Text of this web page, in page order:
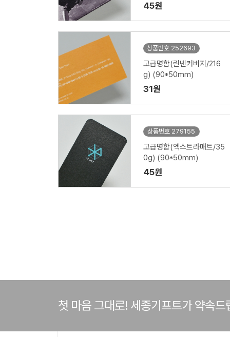
45원
상품번호 252693
고급명함(린넨커버지/216
g) (90*50mm)
31원
상품번호 279155
고급명함(엑스트라매트/35
0g) (90*50mm)
45원
첫 마음 그대로! 세종기프트가 약속드